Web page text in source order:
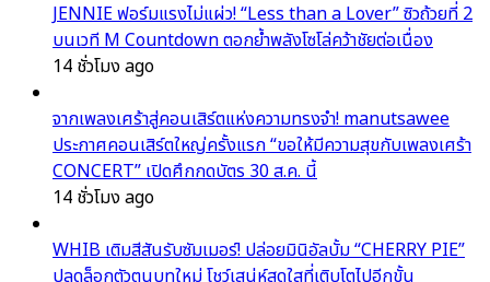
JENNIE ฟอร์มแรงไม่แผ่ว! “Less than a Lover” ซิวถ้วยที่ 2
บนเวที M Countdown ตอกย้ำพลังโซโล่คว้าชัยต่อเนื่อง
14 ชั่วโมง ago
จากเพลงเศร้าสู่คอนเสิร์ตแห่งความทรงจำ! manutsawee
ประกาศคอนเสิร์ตใหญ่ครั้งแรก “ขอให้มีความสุขกับเพลงเศร้า
CONCERT” เปิดศึกกดบัตร 30 ส.ค. นี้
14 ชั่วโมง ago
WHIB เติมสีสันรับซัมเมอร์! ปล่อยมินิอัลบั้ม “CHERRY PIE”